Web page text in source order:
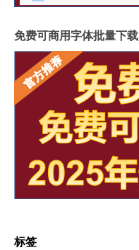
免费可商用字体批量下载
标签